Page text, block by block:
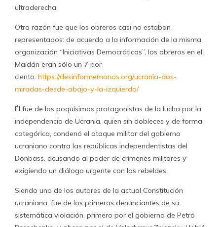
ultraderecha.
Otra razón fue que los obreros casi no estaban
representados: de acuerdo a la información de la misma
organización “Iniciativas Democráticas”, los obreros en el
Maidán eran sólo un 7 por
ciento. https://desinformemonos.org/ucrania-dos-
miradas-desde-abajo-y-la-izquierda/
Él fue de los poquísimos protagonistas de la lucha por la
independencia de Ucrania, quien sin dobleces y de forma
categórica, condenó el ataque militar del gobierno
ucraniano contra las repúblicas independentistas del
Donbass, acusando al poder de crímenes militares y
exigiendo un diálogo urgente con los rebeldes.
Siendo uno de los autores de la actual Constitución
ucraniana, fue de los primeros denunciantes de su
sistemática violación, primero por el gobierno de Petró